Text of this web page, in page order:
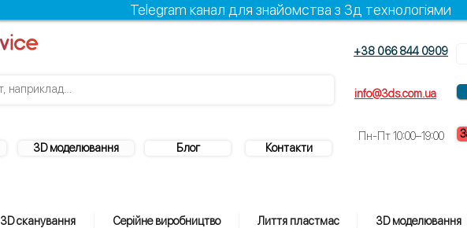
Telegram канал для знайомства з 3д технологіями
3D моделювання Блог Контакти
+38 066 844 0909
info@3ds.com.ua
Пн-Пт 10:00–19:00
3D сканування Серійне виробництво Лиття пластмас 3D моделювання